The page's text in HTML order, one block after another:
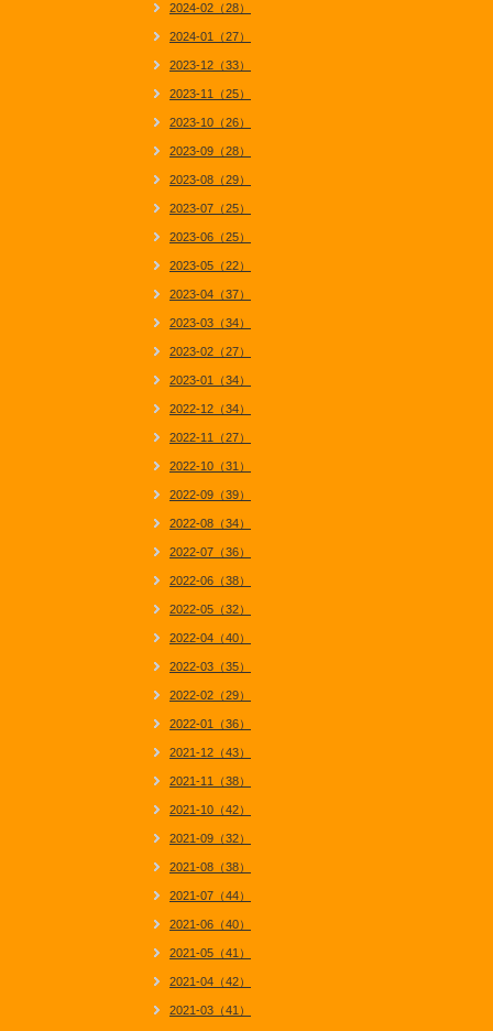
2024-02（28）
2024-01（27）
2023-12（33）
2023-11（25）
2023-10（26）
2023-09（28）
2023-08（29）
2023-07（25）
2023-06（25）
2023-05（22）
2023-04（37）
2023-03（34）
2023-02（27）
2023-01（34）
2022-12（34）
2022-11（27）
2022-10（31）
2022-09（39）
2022-08（34）
2022-07（36）
2022-06（38）
2022-05（32）
2022-04（40）
2022-03（35）
2022-02（29）
2022-01（36）
2021-12（43）
2021-11（38）
2021-10（42）
2021-09（32）
2021-08（38）
2021-07（44）
2021-06（40）
2021-05（41）
2021-04（42）
2021-03（41）